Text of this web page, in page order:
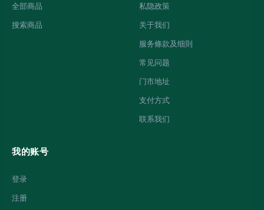
全部商品
搜索商品
私隐政策
关于我们
服务條款及细則
常见问题
门市地址
支付方式
联系我们
我的账号
登录
注册